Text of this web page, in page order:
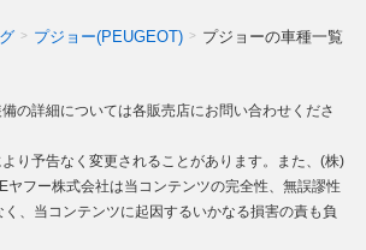
プジョー(PEUGEOT) プジョーの車種一覧
の詳細については各販売店にお問い合わせくださ
り予告なく変更されることがあります。また、(株)
ヤフー株式会社は当コンテンツの完全性、無誤謬性
、当コンテンツに起因するいかなる損害の責も負